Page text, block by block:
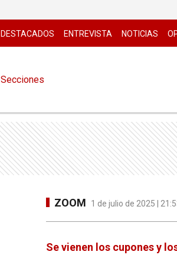
DESTACADOS ENTREVISTA NOTICIAS
Secciones
ZOOM 1 de julio de 2025 |
Se vienen los cupones y